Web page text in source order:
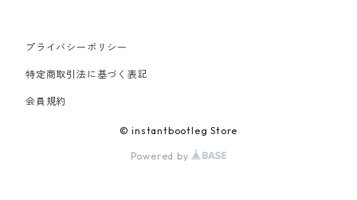
SHOULDER
SMALL BAG
PINS& PINBACK
SOX
プライバシーポリシー
特定商取引法に基づく表記
会員規約
© instantbootleg Store
Powered by